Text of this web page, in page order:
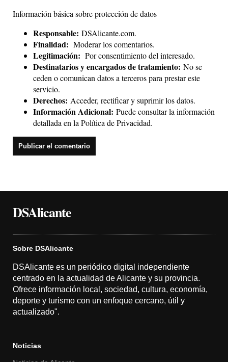
Información básica sobre protección de datos
Responsable: DSAlicante.com.
Finalidad: Moderar los comentarios.
Legitimación: Por consentimiento del interesado.
Destinatarios y encargados de tratamiento: No se
ceden o comunican datos a terceros para prestar este
servicio.
Derechos: Acceder, rectificar y suprimir los datos.
Información Adicional: Puede consultar la información
detallada en la Política de Privacidad.
DSAlicante
Sobre DSAlicante
DSAlicante es un periódico digital independiente
centrado en la actualidad de Alicante y su provincia.
Ofrece información local, sociedad, cultura, economía,
deporte y turismo con un enfoque cercano, útil y
actualizado".
Noticias